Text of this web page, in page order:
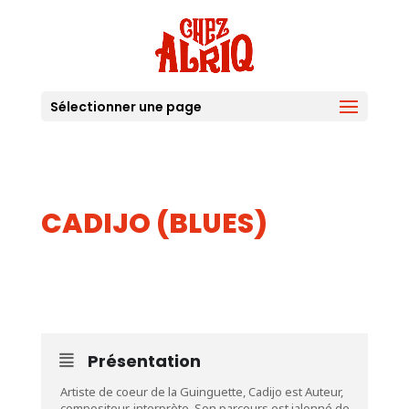
Sélectionner une page
CADIJO (BLUES)
Présentation
Artiste de coeur de la Guinguette, Cadijo est Auteur,